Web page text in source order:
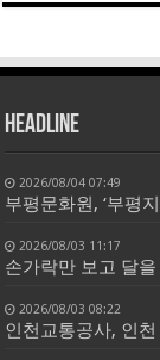
HEADLINE
2026/08/04 07:49
부평문화원, ‘부평
2026/08/03 11:17
손가락만 보고 달
2026/08/03 08:22
인천교통공사, 인